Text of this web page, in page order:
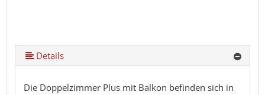
Details
Die Doppelzimmer Plus mit Balkon befinden sich in